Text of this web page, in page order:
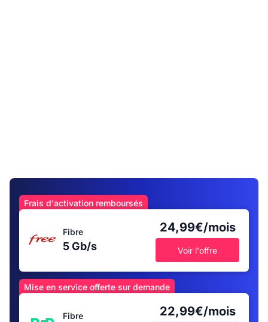
Frais d'activation remboursés
Fibre
5 Gb/s
24,99€/mois
Voir l'offre
Mise en service offerte sur demande
Fibre 22,99€/mois